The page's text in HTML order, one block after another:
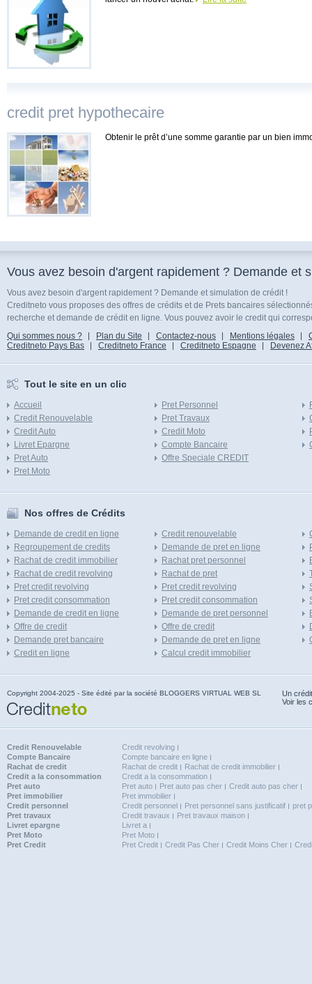
credit pret hypothecaire
Obtenir le prêt d’une somme garantie par un bien
Vous avez besoin d'argent rapidement ? Demande et
Vous avez besoin d'argent rapidement ? Demande et simulation de crédit !
Creditneto vous proposes des offres de crédits et de Prets bancaires
recherche et demande de crédit en ligne. Vous pouvez avoir le credit qui
Qui sommes nous ?
Plan du Site Contactez-nous Mentions légales
Creditneto Pays Bas
Creditneto France Creditneto Espagne Devenez
Tout le site en un clic
Accueil
Credit Renouvelable
Credit Auto
Livret Epargne
Pret Auto
Pret Moto
Pret Personnel
Pret Travaux
Credit Moto
Compte Bancaire
Offre Speciale CREDIT
Nos offres de Crédits
Demande de credit en ligne
Regroupement de credits
Rachat de credit immobilier
Rachat de credit revolving
Pret credit revolving
Pret credit consommation
Demande de credit en ligne
Offre de credit
Demande pret bancaire
Credit en ligne
Credit renouvelable
Demande de pret en ligne
Rachat pret personnel
Rachat de pret
Pret credit revolving
Pret credit consommation
Demande de pret personnel
Offre de credit
Demande de pret en ligne
Calcul credit immobilier
Copyright 2004-2025 - Site édité par la société BLOGGERS VIRTUAL WEB SL
Un
Voir les
Credit Renouvelable
Credit revolving
Compte Bancaire
Compte bancaire en ligne
Rachat de credit
Rachat de credit
Rachat de credit immobilier
Credit a la consommation
Credit a la consommation
Pret auto
Pret auto Pret auto pas cher
Credit auto pas cher
Pret immobilier
Pret immobilier
Credit personnel
Credit personnel Pret personnel sans justificatif
pret
Pret travaux
Credit travaux
Pret travaux maison
Livret epargne
Livret a
Pret Moto
Pret Moto
Pret Credit
Pret Credit Credit Pas Cher Credit Moins Cher